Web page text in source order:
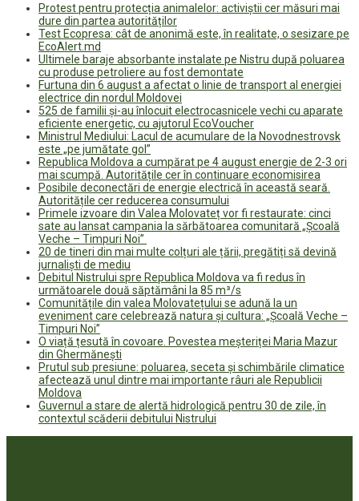
Protest pentru protecția animalelor: activiștii cer măsuri mai
dure din partea autorităților
Test Ecopresa: cât de anonimă este, în realitate, o sesizare pe
EcoAlert.md
Ultimele baraje absorbante instalate pe Nistru după poluarea
cu produse petroliere au fost demontate
Furtuna din 6 august a afectat o linie de transport al energiei
electrice din nordul Moldovei
525 de familii și-au înlocuit electrocasnicele vechi cu aparate
eficiente energetic, cu ajutorul EcoVoucher
Ministrul Mediului: Lacul de acumulare de la Novodnestrovsk
este „pe jumătate gol”
Republica Moldova a cumpărat pe 4 august energie de 2-3 ori
mai scumpă. Autoritățile cer în continuare economisirea
Posibile deconectări de energie electrică în această seară.
Autoritățile cer reducerea consumului
Primele izvoare din Valea Molovateț vor fi restaurate: cinci
sate au lansat campania la sărbătoarea comunitară „Școală
Veche – Timpuri Noi”
20 de tineri din mai multe colțuri ale țării, pregătiți să devină
jurnaliști de mediu
Debitul Nistrului spre Republica Moldova va fi redus în
următoarele două săptămâni la 85 m³/s
Comunitățile din valea Molovatețului se adună la un
eveniment care celebrează natura și cultura: „Școală Veche –
Timpuri Noi”
O viață țesută în covoare. Povestea meșteriței Maria Mazur
din Ghermănești
Prutul sub presiune: poluarea, seceta și schimbările climatice
afectează unul dintre mai importante râuri ale Republicii
Moldova
Guvernul a stare de alertă hidrologică pentru 30 de zile, în
contextul scăderii debitului Nistrului